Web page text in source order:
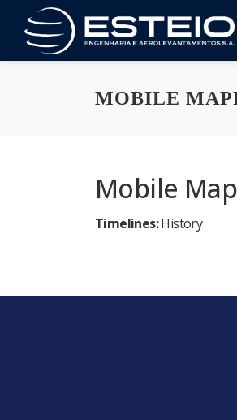
conteúdo
MOBILE
Mobile
Timelines:History